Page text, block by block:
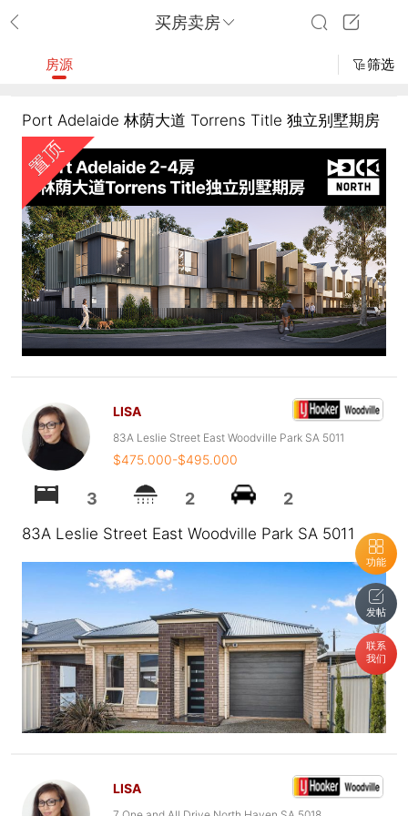
买房卖房
功能
发帖
联系
我们
房源 筛选
Port Adelaide 林荫大道 Torrens Title 独立别墅期房
LISA
83A Leslie Street East Woodville Park SA 5011
$475.000-$495.000
3 2 2
83A Leslie Street East Woodville Park SA 5011
LISA